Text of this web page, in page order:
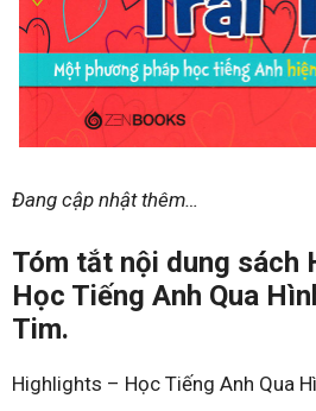
Đang cập nhật thêm…
Tóm tắt nội dung sách
Học Tiếng Anh Qua
Tim.
Highlights – Học Tiếng Anh Qua